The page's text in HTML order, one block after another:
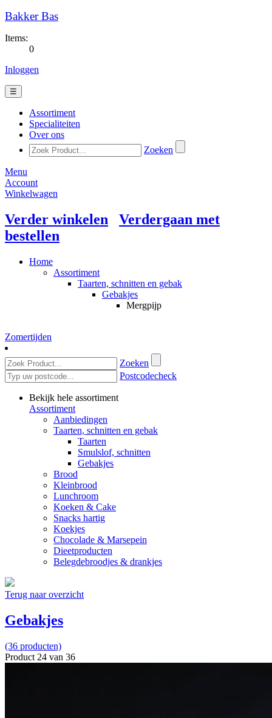
Bakker Bas
Items:
0
Inloggen
☰
Assortiment
Specialiteiten
Over ons
Zoeken
Menu
Account
Winkelwagen
Verder winkelen
Verdergaan met
bestellen
Home
Assortiment
Taarten, schnitten en gebak
Gebakjes
Mergpijp
Zomertijden
Zoeken
Postcodecheck
Bekijk hele assortiment
Assortiment
Aanbiedingen
Taarten, schnitten en gebak
Taarten
Smulslof, schnitten
Gebakjes
Brood
Kleinbrood
Lunchroom
Koeken & Cake
Snacks hartig
Koekjes
Chocolade & Marsepein
Dieetproducten
Belegdebroodjes & drankjes
Terug naar overzicht
Gebakjes
(36 producten)
Product 24 van 36